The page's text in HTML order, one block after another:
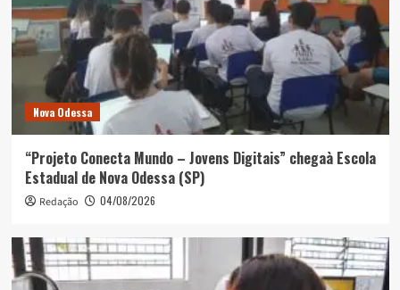
Nova Odessa
“Projeto Conecta Mundo – Jovens Digitais” chegaà Escola
Estadual de Nova Odessa (SP)
Redação 04/08/2026